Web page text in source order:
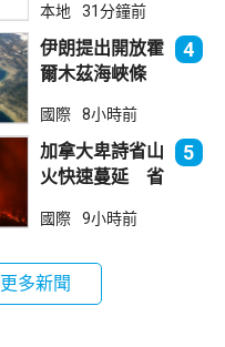
度境內最高
本地 31分鐘前
伊朗提出開放霍
爾木茲海峽條
賠償等
4
國際 8小時前
加拿大卑詩省山
火快速蔓延 省
狀態
5
國際 9小時前
更多新聞